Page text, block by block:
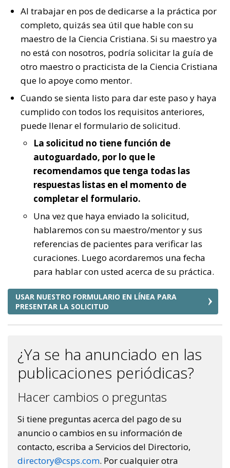
Al trabajar en pos de dedicarse a la práctica por
completo, quizás sea útil que hable con su
maestro de la Ciencia Cristiana. Si su maestro ya
no está con nosotros, podría solicitar la guía de
otro maestro o practicista de la Ciencia Cristiana
que lo apoye como mentor.
Cuando se sienta listo para dar este paso y haya
cumplido con todos los requisitos anteriores,
puede llenar el formulario de solicitud.
La solicitud no tiene función de
autoguardado, por lo que le
recomendamos que tenga todas las
respuestas listas en el momento de
completar el formulario.
Una vez que haya enviado la solicitud,
hablaremos con su maestro/mentor y sus
referencias de pacientes para verificar las
curaciones. Luego acordaremos una fecha
para hablar con usted acerca de su práctica.
USAR NUESTRO FORMULARIO EN LÍNEA PARA
PRESENTAR LA SOLICITUD
¿Ya se ha anunciado en las
publicaciones periódicas?
Hacer cambios o preguntas
Si tiene preguntas acerca del pago de su
anuncio o cambios en su información de
contacto, escriba a Servicios del Directorio,
directory@csps.com. Por cualquier otra